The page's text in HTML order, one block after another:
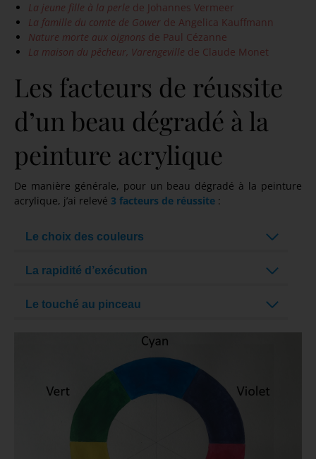
La jeune fille à la perle de Johannes Vermeer
La famille du comte de Gower de Angelica Kauffmann
Nature morte aux oignons de Paul Cézanne
La maison du pêcheur, Varengeville de Claude Monet
Les facteurs de réussite
d’un beau dégradé à la
peinture acrylique
De manière générale, pour un beau dégradé à la peinture
acrylique, j’ai relevé 3 facteurs de réussite :
Le choix des couleurs
La rapidité d’exécution
Le touché au pinceau